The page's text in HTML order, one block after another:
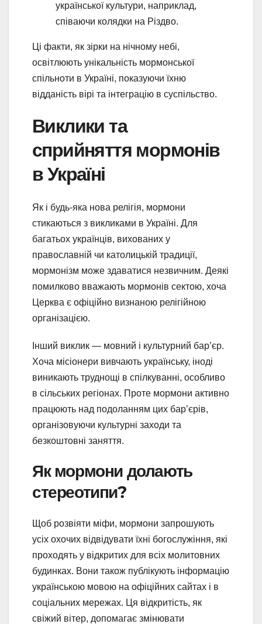
української культури, наприклад,
співаючи колядки на Різдво.
Ці факти, як зірки на нічному небі,
освітлюють унікальність мормонської
спільноти в Україні, показуючи їхню
відданість вірі та інтеграцію в суспільство.
Виклики та
сприйняття мормонів
в Україні
Як і будь-яка нова релігія, мормони
стикаються з викликами в Україні. Для
багатьох українців, вихованих у
православній чи католицькій традиції,
мормонізм може здаватися незвичним. Деякі
помилково вважають мормонів сектою, хоча
Церква є офіційно визнаною релігійною
організацією.
Інший виклик — мовний і культурний бар’єр.
Хоча місіонери вивчають українську, іноді
виникають труднощі в спілкуванні, особливо
в сільських регіонах. Проте мормони активно
працюють над подоланням цих бар’єрів,
організовуючи культурні заходи та
безкоштовні заняття.
Як мормони долають
стереотипи?
Щоб розвіяти міфи, мормони запрошують
усіх охочих відвідувати їхні богослужіння, які
проходять у відкритих для всіх молитовних
будинках. Вони також публікують інформацію
українською мовою на офіційних сайтах і в
соціальних мережах. Ця відкритість, як
свіжий вітер, допомагає змінювати